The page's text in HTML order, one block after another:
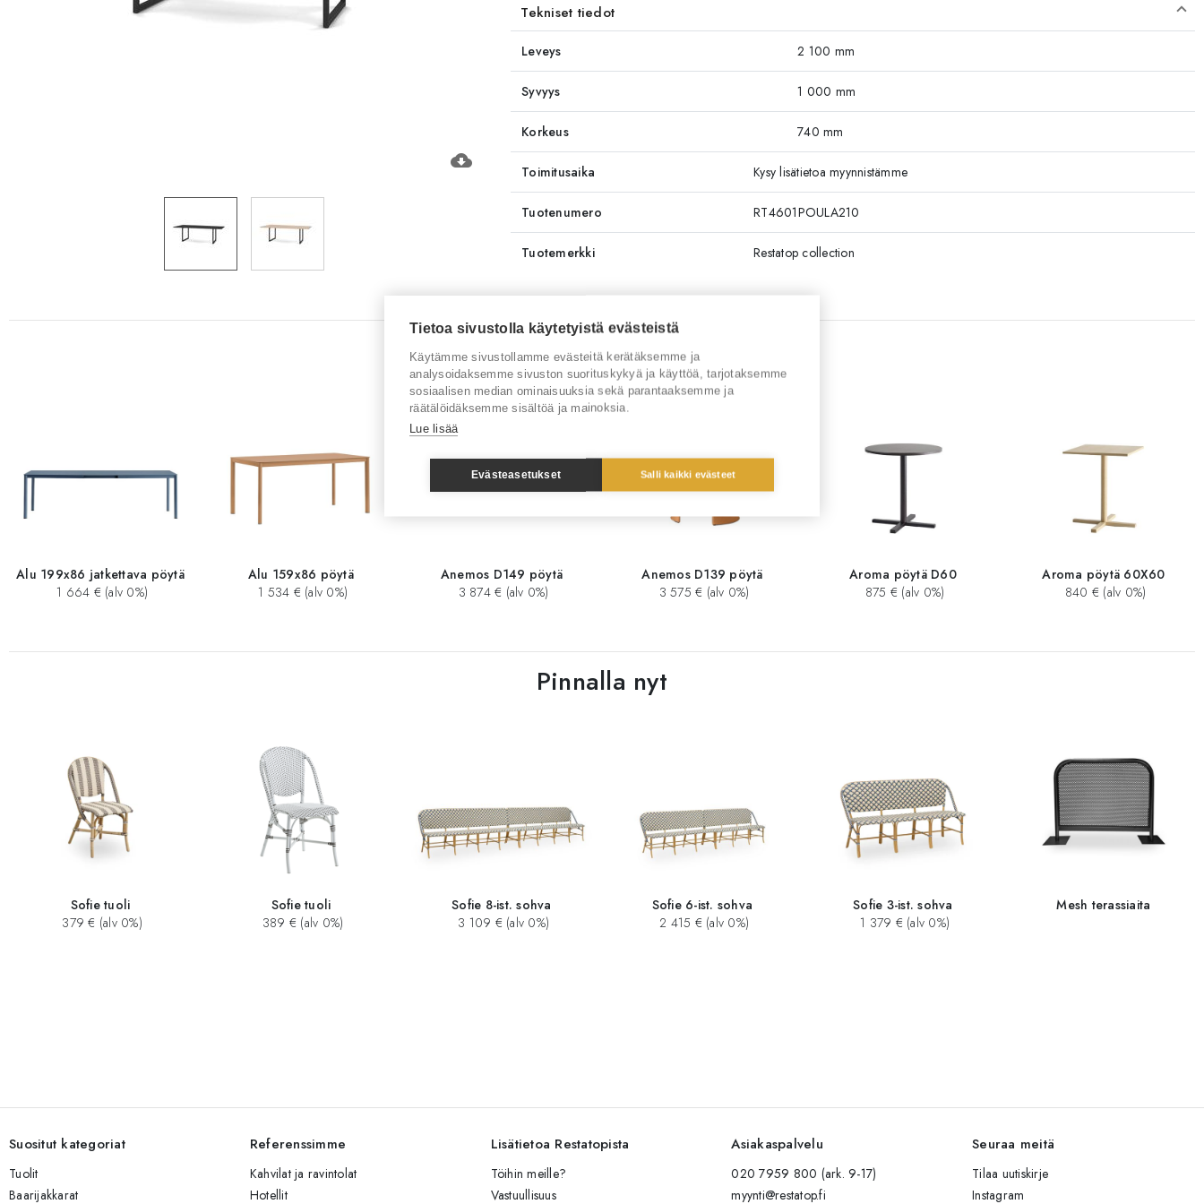
cloud_download
Tekniset tiedot
Leveys 2 100 mm
Syvyys 1 000 mm
Korkeus 740 mm
Toimitusaika Kysy lisätietoa myynnistämme
Tuotenumero RT4601POULA210
Tuotemerkki Restatop collection
Sinua saattaisi kiinnostaa myös
Alu 199x86 jatkettava pöytä
1 664 € (alv 0%)
Alu 159x86 pöytä
1 534 € (alv 0%)
Anemos D149 pöytä
3 874 € (alv 0%)
Anemos D139 pöytä
3 575 € (alv 0%)
Aroma pöytä D60
875 € (alv 0%)
Aroma pöytä 60X60
840 € (alv 0%)
Pinnalla nyt
Sofie tuoli
379 € (alv 0%)
Sofie tuoli
389 € (alv 0%)
Sofie 8-ist. sohva
3 109 € (alv 0%)
Sofie 6-ist. sohva
2 415 € (alv 0%)
Sofie 3-ist. sohva
1 379 € (alv 0%)
Mesh terassiaita
Suositut kategoriat
Tuolit
Baarijakkarat
Referenssimme
Kahvilat ja ravintolat
Hotellit
Lisätietoa Restatopista
Töihin meille?
Vastuullisuus
Asiakaspalvelu
020 7959 800 (ark. 9-17)
myynti@restatop.fi
Seuraa meitä
Tilaa uutiskirje
Instagram
Tietoa sivustolla käytetyistä evästeistä
Käytämme sivustollamme evästeitä kerätäksemme ja
analysoidaksemme sivuston suorituskykyä ja käyttöä, tarjotaksemme
sosiaalisen median ominaisuuksia sekä parantaaksemme ja
räätälöidäksemme sisältöä ja mainoksia.
Lue lisää
Evästeasetukset Salli kaikki evästeet